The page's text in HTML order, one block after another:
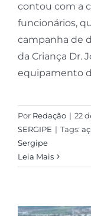
contou com a
funcionários,
campanha de
da Criança Dr.
equipamento
Por Redação | 22
SERGIPE | Tags:
Sergipe
Leia Mais